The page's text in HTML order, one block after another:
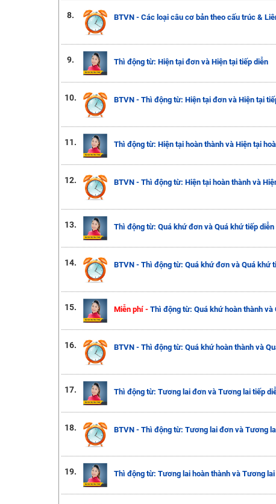
8. BTVN - Các loại câu cơ bản theo cấu trúc &
9. Thì động từ: Hiện tại đơn và Hiện tại tiếp diễn
10. BTVN - Thì động từ: Hiện tại đơn và Hiện tại
11. Thì động từ: Hiện tại hoàn thành và Hiện tại
12. BTVN - Thì động từ: Hiện tại hoàn thành và
13. Thì động từ: Quá khứ đơn và Quá khứ tiếp diễn
14. BTVN - Thì động từ: Quá khứ đơn và Quá khứ
15. Miễn phí - Thì động từ: Quá khứ hoàn thành và
16. BTVN - Thì động từ: Quá khứ hoàn thành và
17. Thì động từ: Tương lai đơn và Tương lai tiếp
18. BTVN - Thì động từ: Tương lai đơn và Tương
19. Thì động từ: Tương lai hoàn thành và Tương